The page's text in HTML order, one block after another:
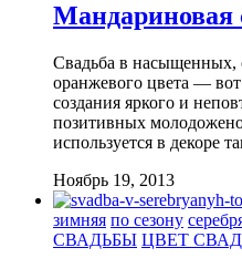
Мандариновая
Свадьба в насыщенных,
оранжевого цвета —
создания яркого и
позитивных
используется в декоре
Ноябрь 19, 2013
зимняя по сезону
СВАДЬБЫ ЦВЕТ